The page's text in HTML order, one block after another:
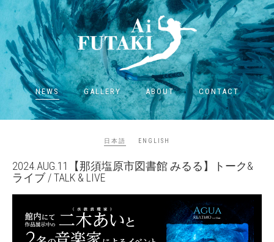
NEWS GALLERY ABOUT CONTACT
日本語 ENGLISH
2024.AUG.11【那須塩原市図書館 みるる】トーク&
ライブ / TALK & LIVE